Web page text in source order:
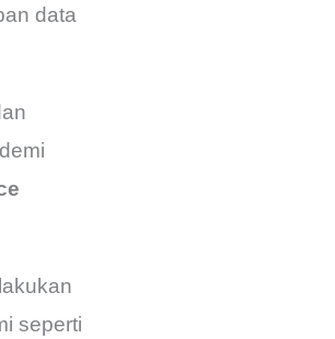
data
seperti